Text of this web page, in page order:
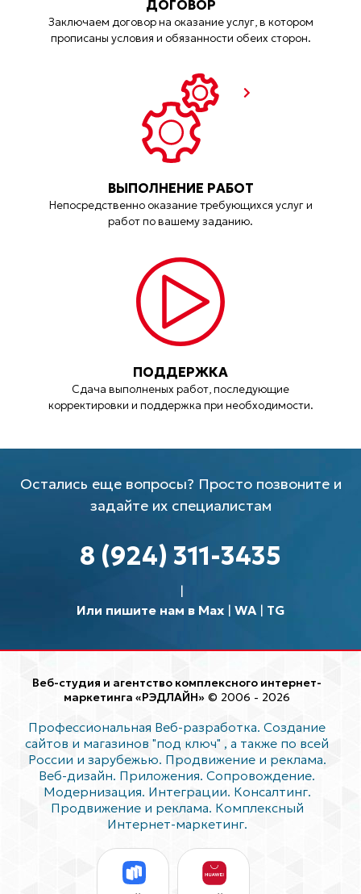
ДОГОВОР
Заключаем договор на оказание услуг, в котором
прописаны условия и обязанности обеих сторон.
ВЫПОЛНЕНИЕ РАБОТ
Непосредственно оказание требующихся услуг и
работ по вашему заданию.
ПОДДЕРЖКА
Сдача выполненых работ, последующие
корректировки и поддержка при необходимости.
Остались еще вопросы? Просто позвоните и
задайте их специалистам
8 (924) 311-3435
Или пишите нам в Max| WA| TG
Веб-студия и агентство комплексного интернет-
маркетинга «РЭДЛАЙН» © 2006 - 2026
Профессиональная Веб-разработка. Создание
сайтов и магазинов "под ключ" , а также по всей
России и зарубежью. Продвижение и реклама.
Веб-дизайн. Приложения. Сопровождение.
Модернизация. Интеграции. Консалтинг.
Продвижение и реклама. Комплексный
Интернет-маркетинг.